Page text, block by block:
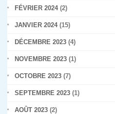
FÉVRIER 2024(2)
JANVIER 2024(15)
DÉCEMBRE 2023 (4)
NOVEMBRE 2023 (1)
OCTOBRE 2023 (7)
SEPTEMBRE 2023 (1)
AOÛT 2023 (2)